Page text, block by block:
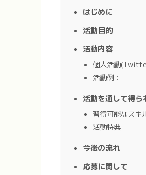
はじめに
活動目的
活動内容
個人活動
活動例：
活動を通して得ら
習得可能なスキ
活動特典
今後の流れ
応募に関して